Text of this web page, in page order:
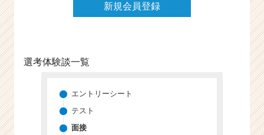
届
く
チ
新規会員登録
選考体験談一覧
エントリーシート
テスト
面接